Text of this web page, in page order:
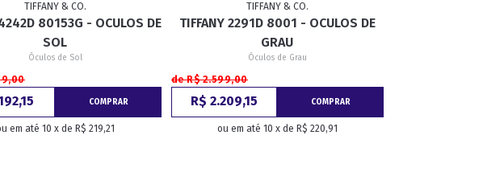
TIFFANY & CO.
80153G - OCULOS DE
SOL
Óculos de Sol
COMPRAR
em até 10 x de R$ 219,21
TIFFANY & CO.
TIFFANY 2291D 8001 - OCULOS DE
GRAU
Óculos de Grau
de R$ 2.599,00
R$ 2.209,15 COMPRAR
ou em até 10 x de R$ 220,91